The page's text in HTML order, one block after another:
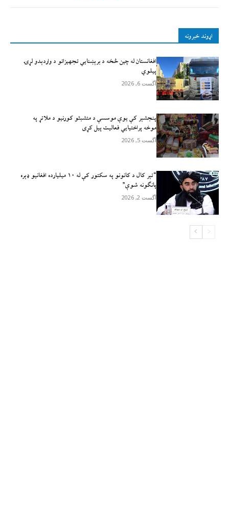
اړوند خبرونه
افغانستان له چين څخه د برېښنايي تجهيزاتو د واردېدو لړۍ
پيلوي
آگست 6, 2026
پنجشېر کې یوې موسسې د متشبثو کورنیو د ملاتړ په
موخه پراختیايي فعالیت پیل کړی
آگست 5, 2026
“تېر کال د کانونو په سکتور کې له ۱۰ میلیارده افغانیو ډېره
پانګونه شوې”
آگست 2, 2026